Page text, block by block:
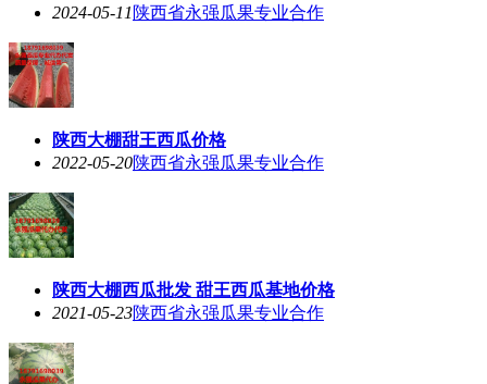
2024-05-11 陕西省永强瓜果专业合作
陕西大棚甜王西瓜价格
2022-05-20陕西省永强瓜果专业合作
陕西大棚西瓜批发 甜王西瓜基地价格
2021-05-23陕西省永强瓜果专业合作